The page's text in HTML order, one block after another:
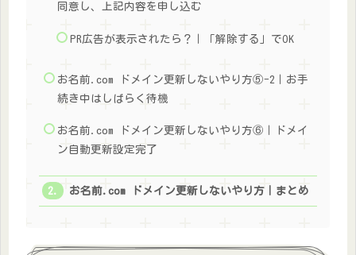
同意し、上記内容を申し込む
PR広告が表示されたら？｜「解除する」でOK
お名前.com ドメイン更新しないやり方⑤-2｜お手
続き中はしばらく待機
お名前.com ドメイン更新しないやり方⑥｜ドメイ
ン自動更新設定完了
お名前.com ドメイン更新しないやり方｜まとめ